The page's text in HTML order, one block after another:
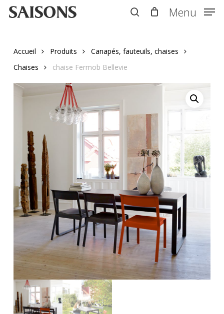
Skip
Menu
Accueil Produits
Canapés, fauteuils, chaises
Chaises
chaise Fermob Bellevie